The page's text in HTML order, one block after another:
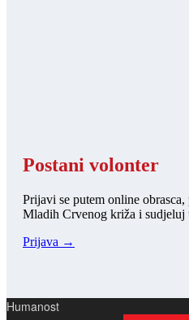
Postani volonter
Prijavi se putem online
Mladih Crvenog križa i
Prijava →
Humanost